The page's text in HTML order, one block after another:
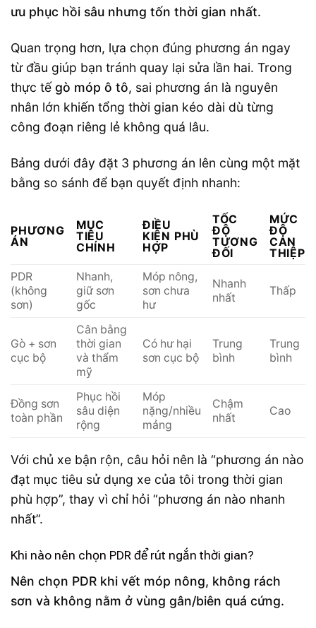
ưu phục hồi sâu nhưng tốn thời gian nhất.
Quan trọng hơn, lựa chọn đúng phương án ngay
từ đầu giúp bạn tránh quay lại sửa lần hai. Trong
thực tếgò móp ô tô, sai phương án là nguyên
nhân lớn khiến tổng thời gian kéo dài dù từng
công đoạn riêng lẻ không quá lâu.
Bảng dưới đây đặt 3 phương án lên cùng một mặt
bằng so sánh để bạn quyết định nhanh:
PHƯƠNG
ÁN
MỤC
TIÊU
CHÍNH
ĐIỀU
KIỆN PHÙ
HỢP
TỐC
ĐỘ
TƯƠNG
ĐỐI
MỨC
ĐỘ
CAN
THIỆP
PDR
(không
sơn)
Nhanh,
giữ sơn
gốc
Móp nông,
sơn chưa
hư
Nhanh
nhất
Thấp
Gò + sơn
cục bộ
Cân bằng
thời gian
và thẩm
mỹ
Có hư hại
sơn cục bộ
Trung
bình
Trung
bình
Đồng sơn
toàn phần
Phục hồi
sâu diện
rộng
Móp
nặng/nhiều
mảng
Chậm
nhất
Cao
Với chủ xe bận rộn, câu hỏi nên là “phương án nào
đạt mục tiêu sử dụng xe của tôi trong thời gian
phù hợp”, thay vì chỉ hỏi “phương án nào nhanh
nhất”.
Khi nào nên chọn PDR để rút ngắn thời gian?
Nên chọn PDR khi vết móp nông, không rách
sơn và không nằm ở vùng gân/biên quá cứng.